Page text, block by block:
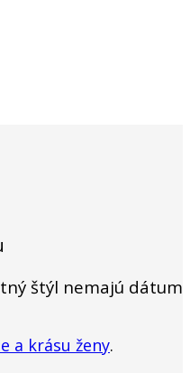
štýl nemajú dátum
a krásu ženy.